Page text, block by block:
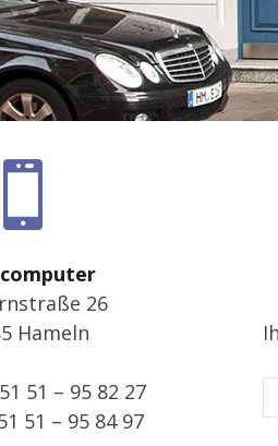
26
Hameln
51 – 95 82 27
51 – 95 84 97